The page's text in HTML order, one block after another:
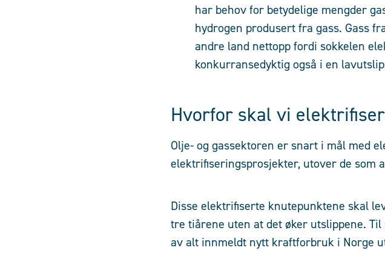
har behov for betydelige mengder
hydrogen produsert fra gass. Gass
andre land nettopp fordi sokkelen
konkurransedyktig også i en
Hvorfor skal vi
Olje- og gassektoren er snart i mål med
elektrifiseringsprosjekter, utover de som
Disse elektrifiserte knutepunktene skal
tre tiårene uten at det øker utslippene.
av alt innmeldt nytt kraftforbruk i Norge